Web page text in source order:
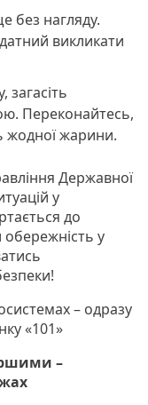
без нагляду.
викликати
Переконайтесь,
жодної жарини.
Державної
у
до
у
– одразу
«101»
–